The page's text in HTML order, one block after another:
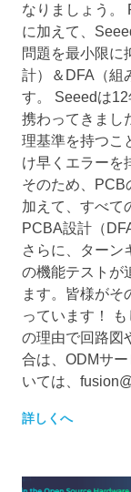
なりましょう。
に加えて、
問題を最小限に
計）＆DFA（組
す。 Seeedは
携わってきまし
理基準を持つこ
け早くエラーを
そのため、PCB
加えて、すべて
PCBA設計（
さらに、ターン
の機能テストが
ます。皆様がそ
っています！
の理由で回路図
合は、ODMサ
いては、
詳しくへ